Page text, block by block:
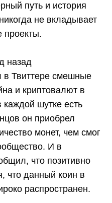
путь и история
не вкладывает
проекты.
назад
в Твиттере смешные
и криптовалют в
каждой шутке есть
он приобрел
монет, чем смог
И в
что позитивно
что данный коин в
распространен.